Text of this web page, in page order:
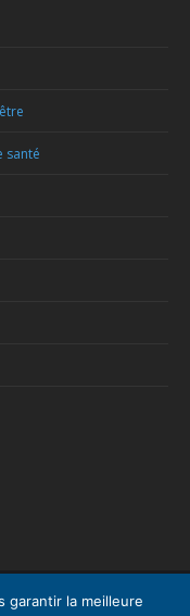
santé
garantir la meilleure